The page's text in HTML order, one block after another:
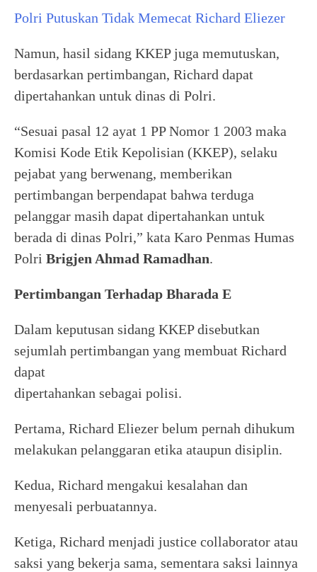
Polri Putuskan Tidak Memecat Richard Eliezer
Namun, hasil sidang KKEP juga memutuskan,
berdasarkan pertimbangan, Richard dapat
dipertahankan untuk dinas di Polri.
“Sesuai pasal 12 ayat 1 PP Nomor 1 2003 maka
Komisi Kode Etik Kepolisian (KKEP), selaku
pejabat yang berwenang, memberikan
pertimbangan berpendapat bahwa terduga
pelanggar masih dapat dipertahankan untuk
berada di dinas Polri,” kata Karo Penmas Humas
Polri Brigjen Ahmad Ramadhan.
Pertimbangan Terhadap Bharada E
Dalam keputusan sidang KKEP disebutkan
sejumlah pertimbangan yang membuat Richard
dapat
dipertahankan sebagai polisi.
Pertama, Richard Eliezer belum pernah dihukum
melakukan pelanggaran etika ataupun disiplin.
Kedua, Richard mengakui kesalahan dan
menyesali perbuatannya.
Ketiga, Richard menjadi justice collaborator atau
saksi yang bekerja sama, sementara saksi lainnya